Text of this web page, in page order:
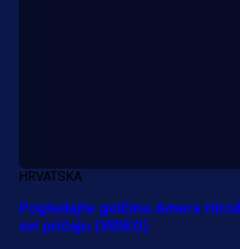
HRVATSKA
Pogledajte golčinu Amera
svi pričaju (VIDEO)